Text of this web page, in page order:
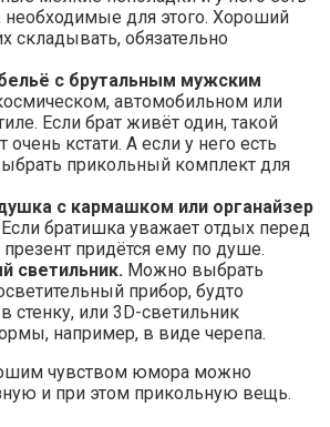
необходимые для этого. Хороший
складывать, обязательно
с брутальным мужским
автомобильном или
Если брат живёт один, такой
очень кстати. А если у него есть
прикольный комплект для
с кармашком или органайзер
Если братишка уважает отдых перед
придётся ему по душе.
светильник. Можно выбрать
прибор, будто
стенку, или 3D-светильник
например, в виде черепа.
чувством юмора можно
и при этом прикольную вещь.